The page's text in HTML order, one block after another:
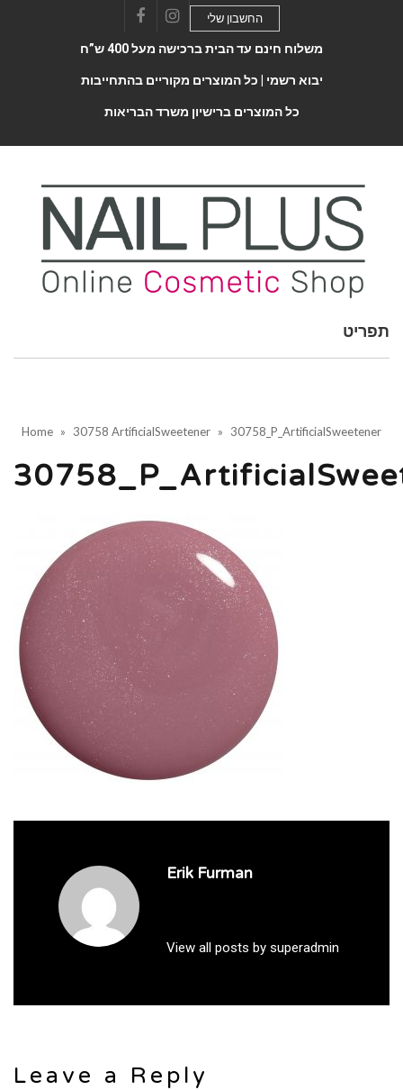
FacebookInstagram
החשבון שלי
משלוח חינם עד הבית ברכישה מעל 400 ש”ח
יבוא רשמי | כל המוצרים מקוריים בהתחייבות
כל המוצרים ברישיון משרד הבריאות
Toggle
תפריט
Home » 30758 ArtificialSweetener » 30758_P_ArtificialSweetener
Erik Furman
View all posts by superadmin
Leave a Reply